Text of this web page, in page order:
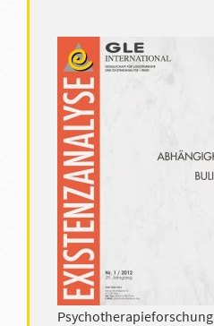
Psychotherapieforschung